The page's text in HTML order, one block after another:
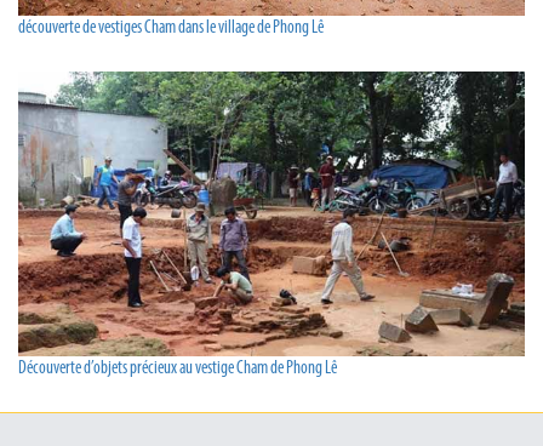
découverte de vestiges Cham dans le village de Phong Lê
Découverte d’objets précieux au vestige Cham de Phong Lê